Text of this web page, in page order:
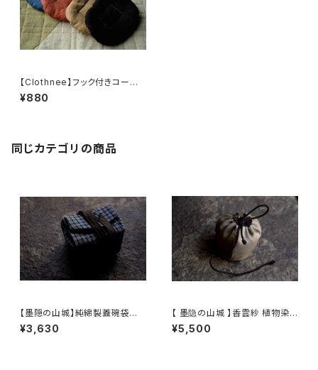
【Clothnee】フック付きコースタ
¥880
同じカテゴリの商品
【墨隠の山城】純綿製蓋碗袋内【
【 墨隐の山城 】香雲紗 植物染
仕覆 めカップ袋 【 Ink & Moun
¥3,630
【 墨隐の山城 】香雲紗 植物染
仕覆 めカップ袋 【 Ink & Moun
tain Tea Atelier】Tea Cadd
¥5,500